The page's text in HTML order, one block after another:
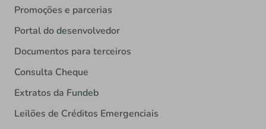
Promoções e parcerias
Portal do desenvolvedor
Documentos para terceiros
Consulta Cheque
Extratos da Fundeb
Leilões de Créditos Emergenciais